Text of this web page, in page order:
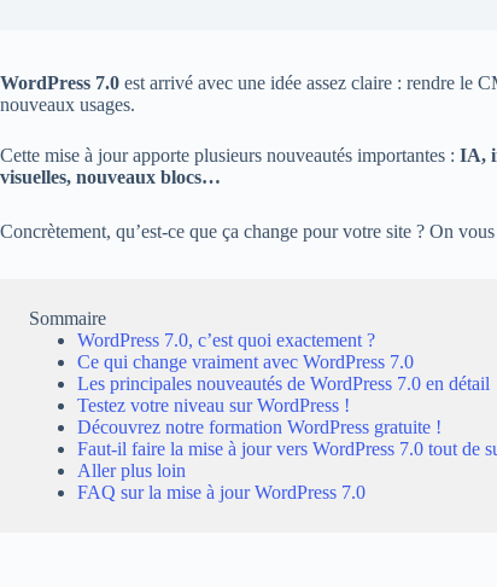
WordPress 7.0 est arrivé avec une idée assez claire : rendre le
nouveaux usages.
Cette mise à jour apporte plusieurs nouveautés importantes : IA,
visuelles, nouveaux blocs…
Concrètement, qu’est-ce que ça change pour votre site ? On
Sommaire
WordPress 7.0, c’est quoi exactement ?
Ce qui change vraiment avec WordPress 7.0
Les principales nouveautés de WordPress 7.0 en détail
Testez votre niveau sur WordPress !
Découvrez notre formation WordPress gratuite !
Faut-il faire la mise à jour vers WordPress 7.0 tout de
Aller plus loin
FAQ sur la mise à jour WordPress 7.0